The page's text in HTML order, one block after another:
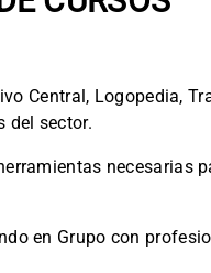
Central, Logopedia,
del sector.
necesarias
en Grupo con